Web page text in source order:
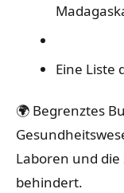
Eine Liste
🌍 Begrenztes
Laboren und die
behindert.